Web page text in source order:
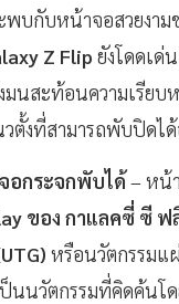
พบกับหน้าจอสวยงา
Z Flip ยังโดดเด่
นสะท้อนความเรียบ
ตั้งที่สามารถพับปิดได้
อกระจกพับได้– หน้
ของ กาแลคซี่ ซี
หรือนวัตกรรมแ
ป็นนวัตกรรมที่คิดค้นโ